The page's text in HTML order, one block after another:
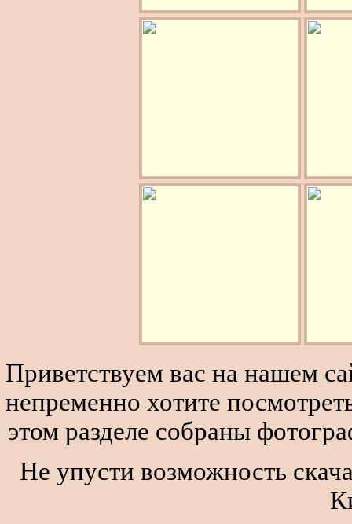
Приветствуем вас на нашем
непременно хотите
этом разделе собраны
Не упусти возможность